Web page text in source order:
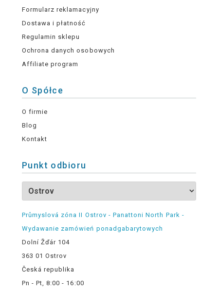
Formularz reklamacyjny
Dostawa i płatność
Regulamin sklepu
Ochrona danych osobowych
Affiliate program
O Spółce
O firmie
Blog
Kontakt
Punkt odbioru
Průmyslová zóna II Ostrov - Panattoni North Park -
Wydawanie zamówień ponadgabarytowych
Dolní Žďár 104
363 01 Ostrov
Česká republika
Pn - Pt, 8:00 - 16:00